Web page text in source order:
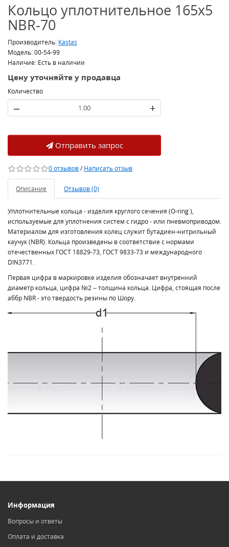
Кольцо уплотнительное 165x5
NBR-70
Производитель: Kastas
Модель: 00-54-99
Наличие: Есть в наличии
Цену уточняйте у продавца
Количество
– +
Отправить запрос
0 отзывов/Написать отзыв
Описание Отзывов (0)
Уплотнительные кольца - изделия круглого сечения (O-ring ),
используемые для уплотнения систем с гидро - или пневмоприводом.
Материалом для изготовления колец служит бутадиен-нитрильный
каучук (NBR). Кольца произведены в соответствие с нормами
отечественных ГОСТ 18829-73, ГОСТ 9833-73 и международного
DIN3771.
Первая цифра в маркировке изделия обозначает внутренний
диаметр кольца, цифра №2 – толщина кольца. Цифра, стоящая после
аббр NBR - это твердость резины по Шору.
Информация
Вопросы и ответы
Оплата и доставка